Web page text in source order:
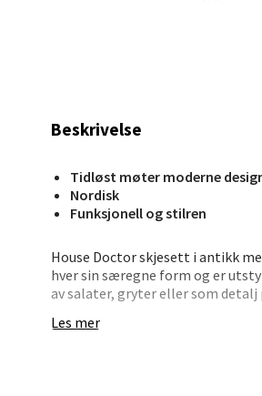
Beskrivelse
Tidløst møter moderne
Nordisk
Funksjonell og stilren
House Doctor skjesett i antikk
hver sin særegne form og er
av salater, gryter eller som detalj
- Håndlaget design
Les mer